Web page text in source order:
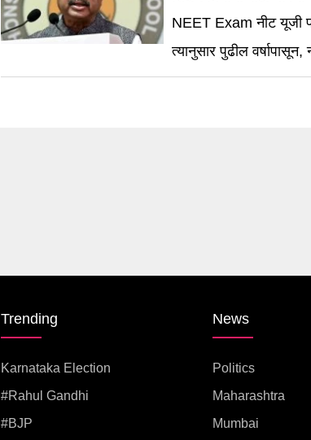
NEET Exam नीट यूजी
त्यानुसार पुढील
Trending
Karnataka Election
#rahul Gandhi
#BJP
News
Politics
Maharashtra
Mumbai